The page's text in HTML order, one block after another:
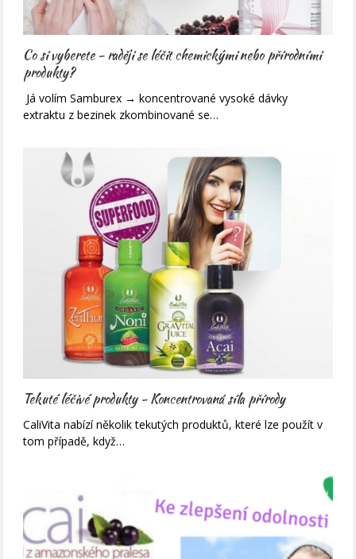
Co si vyberete - raději se léčit chemickými nebo přírodními
produkty?
Já volím Samburex → koncentrované vysoké dávky
extraktu z bezinek zkombinované se…
Tekuté léčivé produkty - Koncentrovaná síla přírody
CaliVita nabízí několik tekutých produktů, které lze použít v
tom případě, když…